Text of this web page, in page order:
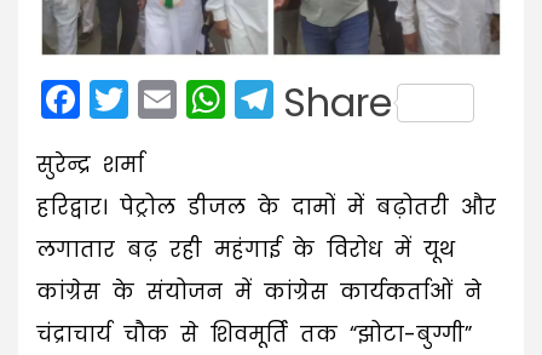
Facebook
Twitter
EmailWhatsApp
Telegram
Share
सुरेन्द्र शर्मा
हरिद्वार। पेट्रोल डीजल के दामों में बढ़ोतरी और
लगातार बढ़ रही महंगाई के विरोध में यूथ
कांग्रेस के संयोजन में कांग्रेस कार्यकर्ताओं ने
चंद्राचार्य चौक से शिवमूर्ति तक “झोटा-बुग्गी”